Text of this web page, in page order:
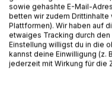
umfassendes
sein, sondern ein
Psychotherapeuten bei
wichtig erscheint,
Erkrankungen er im
sowie gehashte E-Mail-
betten wir zudem
Plattformen). Wir haben auf
etwaiges Tracking durch
Einstellung willigst du in die
kannst deine Einwilligung (z.
jederzeit mit Wirkung für die